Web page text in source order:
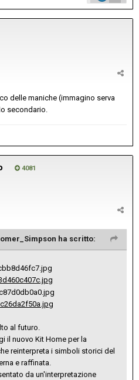
delle maniche (immagino serva
secondario.
4081
ha scritto:
al futuro.
il nuovo Kit Home per la
reinterpreta i simboli storici del
e raffinata.
da un'interpretazione